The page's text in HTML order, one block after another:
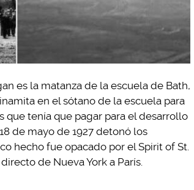
es la matanza de la escuela de Bath,
en el sótano de la escuela para
que tenía que pagar para el desarrollo
de mayo de 1927 detonó los
hecho fue opacado por el Spirit of St.
de Nueva York a París.